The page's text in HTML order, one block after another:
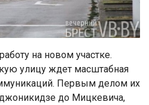
на новом участке.
улицу ждет масштабная
Первым делом их
до Мицкевича,